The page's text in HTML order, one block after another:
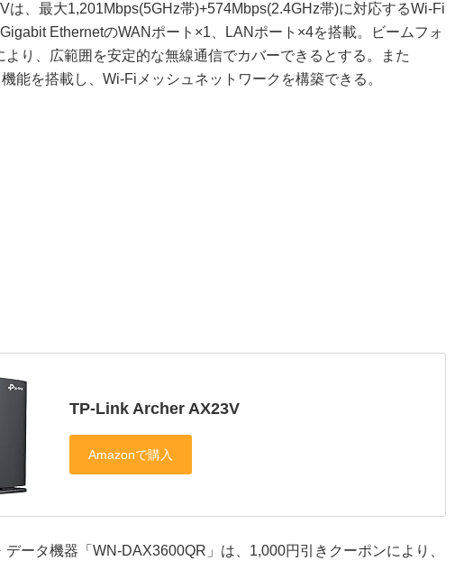
は、最大1,201Mbps(5GHz帯)+574Mbps(2.4GHz帯)に対応するWi-Fi
EthernetのWANポート×1、LANポート×4を搭載。ビームフォ
より、広範囲を安定的な無線通信でカバーできるとする。また
機能を搭載し、Wi-Fiメッシュネットワークを構築できる。
TP-Link Archer AX23V
ータ機器「WN-DAX3600QR」は、1,000円引きクーポンにより、